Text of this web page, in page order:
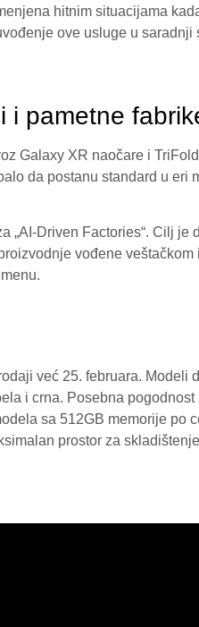
hitnim situacijama
ove usluge u saradnji
i pametne
Galaxy XR naočare i
da postanu standard u eri
„AI-Driven Factories“. Cilj je
vođene
već 25. februara. Modeli
i crna. Posebna
sa 512GB memorije po
prostor za